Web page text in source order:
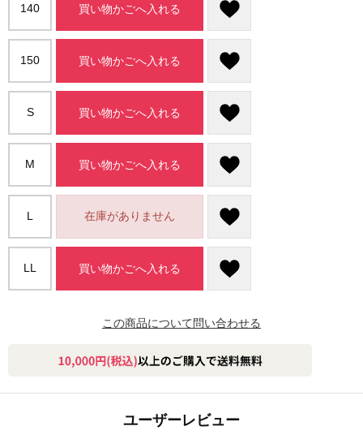
140 買い物かごへ入れる
150 買い物かごへ入れる
S 買い物かごへ入れる
M 買い物かごへ入れる
L 在庫がありません
LL 買い物かごへ入れる
この商品について問い合わせる
ユーザーレビュー